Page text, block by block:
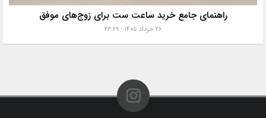
راهنمای جامع خرید ساعت ست برای زوج‌های موفق
۲۶ خرداد ۱۴۰۵ - ۲۳:۲۹